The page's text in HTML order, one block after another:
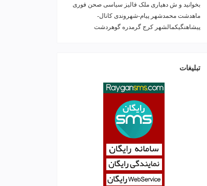
بخوانید و ش دهیاری ملک فالیز سیاسی صحن فوری
ماهدشت محمدشهر پیام-شهروندی کانال-
پیشاهنگیکمالشهر کرج گرمدره گوهردشت
تبلیغات